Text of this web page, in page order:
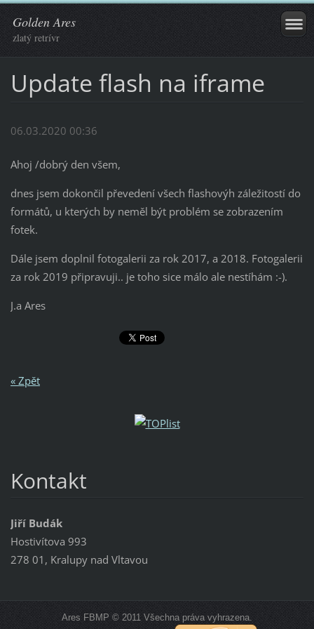
Golden Ares
zlatý retrívr
Update flash na iframe
06.03.2020 00:36
Ahoj /dobrý den všem,
dnes jsem dokončil převedení všech flashovýh záležitostí do
formátů, u kterých by neměl být problém se zobrazením
fotek.
Dále jsem doplnil fotogalerii za rok 2017, a 2018. Fotogalerii
za rok 2019 připravuji.. je toho sice málo ale nestíhám :-).
J.a Ares
« Zpět
Kontakt
Jiří Budák
Hostivítova 993
278 01, Kralupy nad Vltavou
Ares FBMP © 2011 Všechna práva vyhrazena.